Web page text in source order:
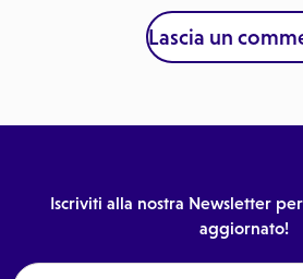
Lascia un
Iscriviti alla nostra Newsletter
aggiornato!